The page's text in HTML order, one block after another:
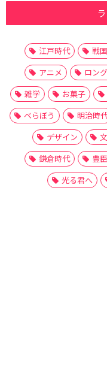
江戸時代 戦
アニメ
ロン
雑学
お菓子
べらぼう
明治時
デザイン
鎌倉時代
豊
光る君へ